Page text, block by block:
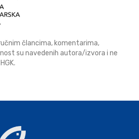
člancima, komentarima,
su navedenih autora/izvora i ne